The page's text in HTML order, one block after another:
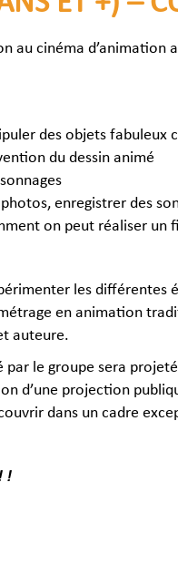
au cinéma
des objets fabuleux
du dessin animé
enregistrer des
on peut réaliser un
les différentes
en animation
auteure.
par le groupe sera
d’une projection
dans un cadre
!